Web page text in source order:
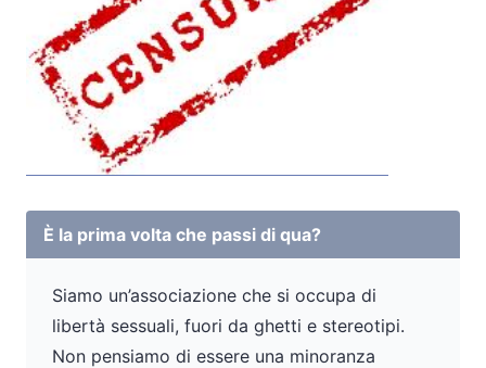
È la prima volta che passi di qua?
Siamo un’associazione che si occupa di
libertà sessuali, fuori da ghetti e stereotipi.
Non pensiamo di essere una minoranza